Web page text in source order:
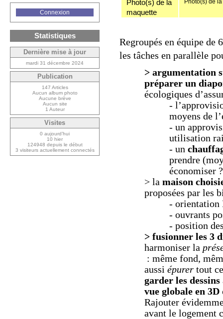
Photo(s) de la
maquette
Photo(s) de
Regroupés en équipe de
les tâches en parallèle
> argumentation
préparer un
écologiques
-
moyens de
- un
utilisation
- un
prendre
économiser ?
> la maison
proposées par les
- orientation
- ouvrants
- position
> fusionner les 3
harmoniser la
: même fond,
aussi épurer tout
garder les dessins
vue globale en
Rajouter
avant le logement
Connexion
Statistiques
Dernière mise à jour
mardi 31 décembre 2024
Publication
147 Articles
Aucun album photo
Aucune brève
Aucun site
1 Auteur
Visites
0 aujourd’hui
10 hier
124948 depuis le début
3 visiteurs actuellement connectés